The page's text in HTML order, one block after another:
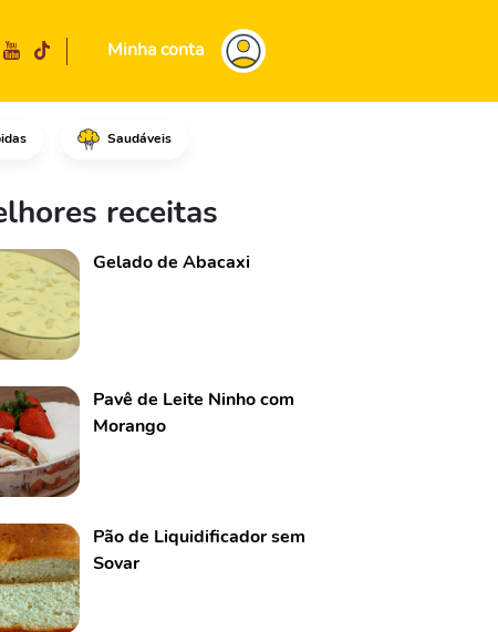
Minha conta
Saudáveis
misture e
receitas
Gelado de Abacaxi
Pavê de Leite Ninho com
Morango
Pão de Liquidificador sem
Sovar